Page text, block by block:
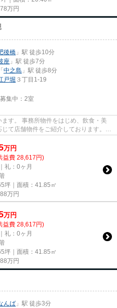
万円
後橋 」駅 徒歩10分
座 」駅 徒歩7分
「中之島 」駅 徒歩8分
戸堀 ３丁目1-19
集中： 2室
す。 事務所物件をはじめ、飲食・美
て店舗物件をご紹介しております。
万円
益費 28,617円)
礼：0ヶ月
坪｜面積：41.85㎡
万円
万円
益費 28,617円)
礼：0ヶ月
坪｜面積：41.85㎡
万円
んば 」駅 徒歩3分